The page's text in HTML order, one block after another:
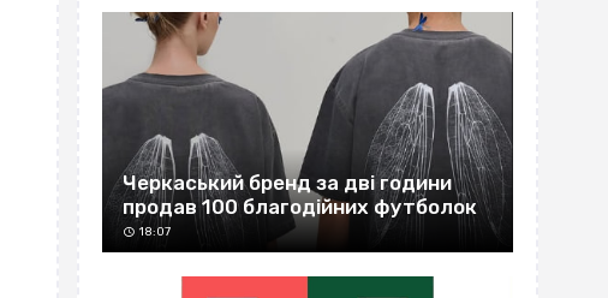
Черкаський бренд за дві години
продав 100 благодійних футболок
18:07